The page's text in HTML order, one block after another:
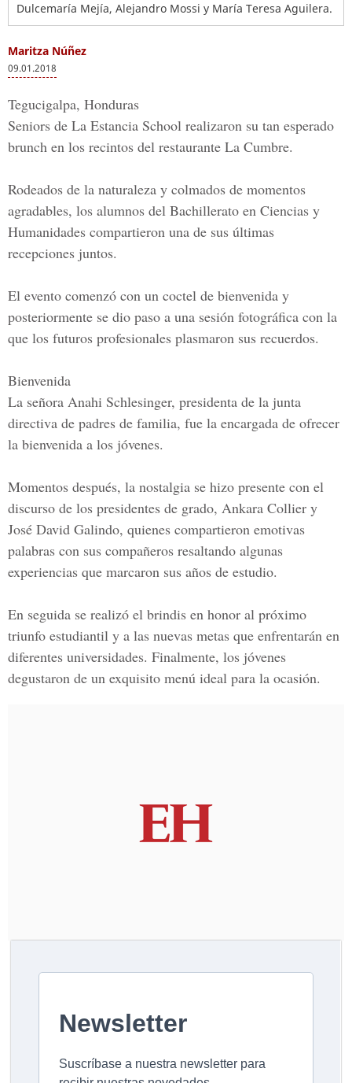
Dulcemaría Mejía, Alejandro Mossi y María Teresa Aguilera.
Maritza Núñez
09.01.2018
Tegucigalpa, Honduras
Seniors de La Estancia School realizaron su tan esperado
brunch en los recintos del restaurante La Cumbre.
Rodeados de la naturaleza y colmados de momentos
agradables, los alumnos del Bachillerato en Ciencias y
Humanidades compartieron una de sus últimas
recepciones juntos.
El evento comenzó con un coctel de bienvenida y
posteriormente se dio paso a una sesión fotográfica con la
que los futuros profesionales plasmaron sus recuerdos.
Bienvenida
La señora Anahi Schlesinger, presidenta de la junta
directiva de padres de familia, fue la encargada de ofrecer
la bienvenida a los jóvenes.
Momentos después, la nostalgia se hizo presente con el
discurso de los presidentes de grado, Ankara Collier y
José David Galindo, quienes compartieron emotivas
palabras con sus compañeros resaltando algunas
experiencias que marcaron sus años de estudio.
En seguida se realizó el brindis en honor al próximo
triunfo estudiantil y a las nuevas metas que enfrentarán en
diferentes universidades. Finalmente, los jóvenes
degustaron de un exquisito menú ideal para la ocasión.